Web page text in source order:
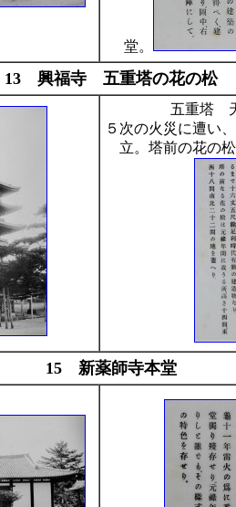
堂。
13 興福寺 五重塔の花の松
五重塔
５次の火災に遭い
立。塔前の花の
15 新薬師寺本堂